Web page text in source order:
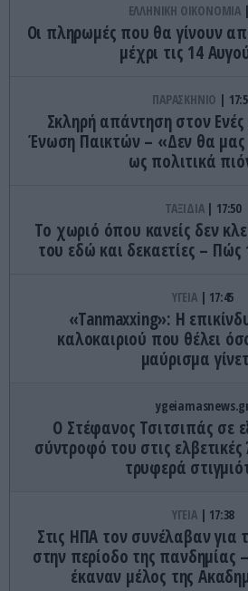
ΕΛΛΗΝΙΚΗ ΟΙΚΟΝΟΜΙΑ
Οι πληρωμές που θα γίνουν
μέχρι τις 14
ΠΑΡΑΣΚΗΝΙΟ
Σκληρή απάντηση στον
Ένωση Παικτών – «Δεν θα
ως πολιτικά
ΤΑΞΙΔΙΑ 17:50
Το χωριό όπου κανείς δεν
του εδώ και δεκαετίες –
ΥΓΕΙΑ 17:45
«Tanmaxxing»: Η
καλοκαιριού που θέλει
μαύρισμα
Ο Στέφανος Τσιτσιπάς σε
σύντροφό του στις
τρυφερά
ΥΓΕΙΑ 17:38
Στις ΗΠΑ τον συνέλαβαν για
στην περίοδο της πανδημίας
έκαναν μέλος της